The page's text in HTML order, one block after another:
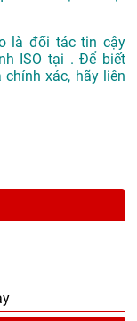
là đối tác tin cậy
ISO tại . Để biết
xác, hãy liên